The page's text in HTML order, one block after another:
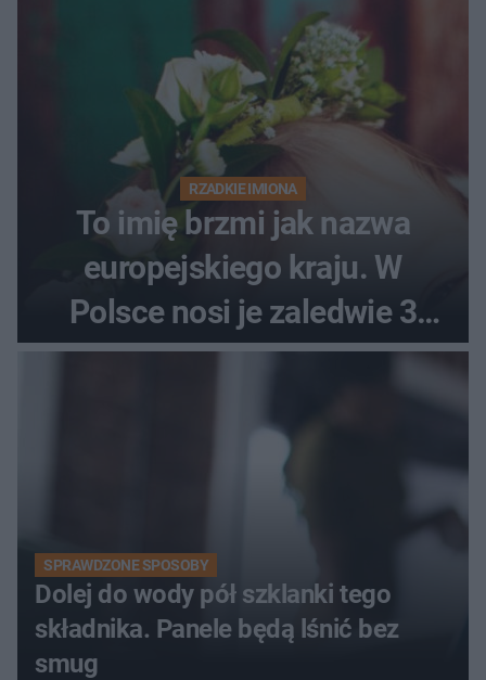
RZADKIE IMIONA
To imię brzmi jak nazwa
europejskiego kraju. W
Polsce nosi je zaledwie 3
kobiety
SPRAWDZONE SPOSOBY
Dolej do wody pół szklanki tego
składnika. Panele będą lśnić bez
smug